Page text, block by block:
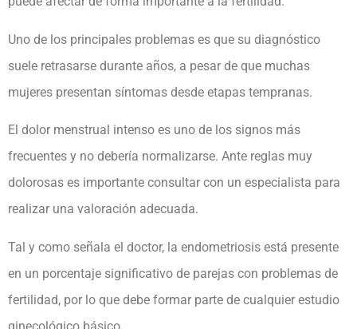
Uno de los principales problemas es que su diagnóstico
suele retrasarse durante años, a pesar de que muchas
mujeres presentan síntomas desde etapas tempranas.
El dolor menstrual intenso es uno de los signos más
frecuentes y no debería normalizarse. Ante reglas muy
dolorosas es importante consultar con un especialista para
realizar una valoración adecuada.
Tal y como señala el doctor, la endometriosis está presente
en un porcentaje significativo de parejas con problemas de
fertilidad, por lo que debe formar parte de cualquier estudio
ginecológico básico.